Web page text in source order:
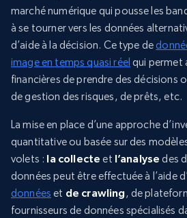
marché numérique qui pousse les
à se tourner vers les données
d’aide à la décision. Ce type de
image en temps quasi réel qui permet
financières de prendre des décisions
de gestion des risques, de prêts, etc.
La mise en place d’une approche
quantitative ou basée sur des
volets : la collecte et l’analyse des
données peut être effectuée à l’aide
données et de crawling, de
fournisseurs de données spécialisés